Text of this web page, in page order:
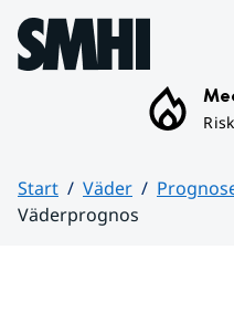
Hoppa till sidans innehåll
Start Väder
Väderprognos